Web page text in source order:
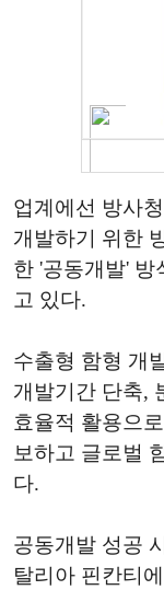
업계에선 방사
개발하기 위한
한 '공동개발' 방
고 있다.
수출형 함형 개
개발기간 단축,
효율적 활용으
보하고 글로벌
다.
공동개발 성공
탈리아 핀칸티